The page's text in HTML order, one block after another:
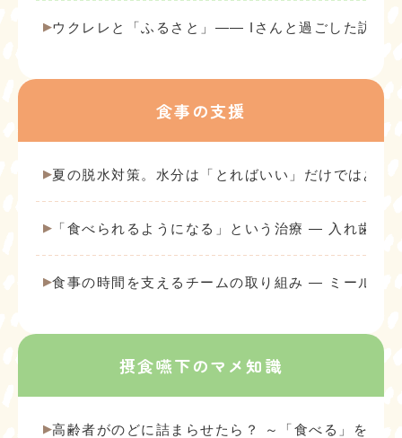
ウクレレと「ふるさと」―― Iさんと過ごした訪問
食事の支援
夏の脱水対策。水分は「とればいい」だけではあり
「食べられるようになる」という治療 ― 入れ歯が
食事の時間を支えるチームの取り組み ― ミールラ
摂食嚥下のマメ知識
高齢者がのどに詰まらせたら？ ～「食べる」を守